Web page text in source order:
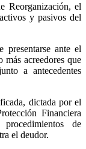
Reorganización, el
y pasivos del
presentarse ante el
acreedores que
a antecedentes
dictada por el
Financiera
de
el deudor.